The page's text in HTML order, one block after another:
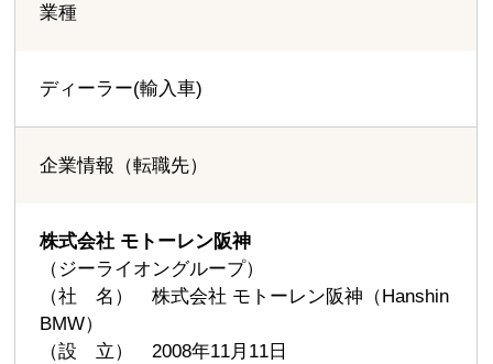
業種
ディーラー(輸入車)
企業情報（転職先）
株式会社 モトーレン阪神
（ジーライオングループ）
（社 名） 株式会社 モトーレン阪神（Hanshin
BMW）
（設 立） 2008年11月11日